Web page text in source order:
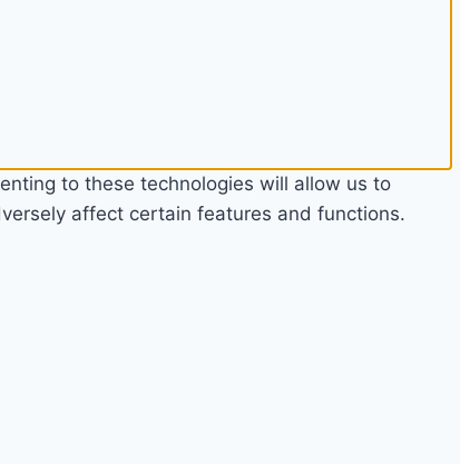
to these technologies will allow us to
affect certain features and functions.